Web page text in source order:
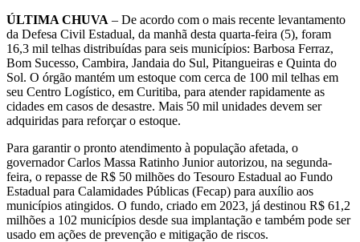
ÚLTIMA CHUVA – De acordo com o mais recente levantamento
da Defesa Civil Estadual, da manhã desta quarta-feira (5), foram
16,3 mil telhas distribuídas para seis municípios: Barbosa Ferraz,
Bom Sucesso, Cambira, Jandaia do Sul, Pitangueiras e Quinta do
Sol. O órgão mantém um estoque com cerca de 100 mil telhas em
seu Centro Logístico, em Curitiba, para atender rapidamente as
cidades em casos de desastre. Mais 50 mil unidades devem ser
adquiridas para reforçar o estoque.
Para garantir o pronto atendimento à população afetada, o
governador Carlos Massa Ratinho Junior autorizou, na segunda-
feira, o repasse de R$ 50 milhões do Tesouro Estadual ao Fundo
Estadual para Calamidades Públicas (Fecap) para auxílio aos
municípios atingidos. O fundo, criado em 2023, já destinou R$ 61,2
milhões a 102 municípios desde sua implantação e também pode ser
usado em ações de prevenção e mitigação de riscos.